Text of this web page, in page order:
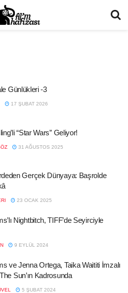
Günlükleri -3
17 ŞUBAT 2026
“Star Wars” Geliyor!
31 AĞUSTOS 2025
Gerçek Dünyaya: Başrolde
23 OCAK 2025
Nightbitch, TIFF’de Seyirciyle
9 EYLÜL 2024
ve Jenna Ortega, Taika Waititi İmzalı
Sun’ın Kadrosunda
5 ŞUBAT 2024